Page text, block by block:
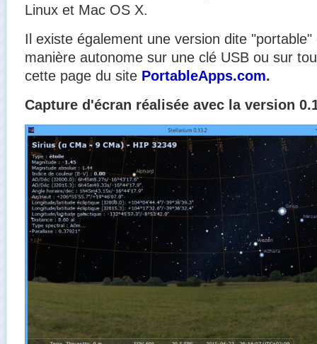
Linux et Mac OS X.
Il existe également une version dite
manière autonome sur une clé USB ou sur
cette page du site PortableApps.com.
Capture d'écran réalisée avec la version